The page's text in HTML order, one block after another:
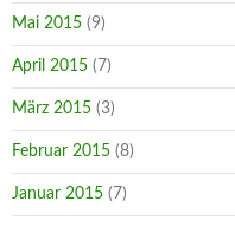
Mai 2015 (9)
April 2015 (7)
März 2015 (3)
Februar 2015 (8)
Januar 2015 (7)